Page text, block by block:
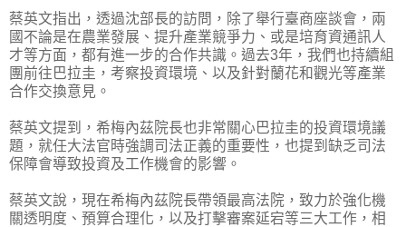
蔡英文指出，透過沈部長的訪問，除了舉行臺商座談會，兩
國不論是在農業發展、提升產業競爭力、或是培育資通訊人
才等方面，都有進一步的合作共識。過去3年，我們也持續組
團前往巴拉圭，考察投資環境、以及針對蘭花和觀光等產業
合作交換意見。
蔡英文提到，希梅內茲院長也非常關心巴拉圭的投資環境議
題，就任大法官時強調司法正義的重要性，也提到缺乏司法
保障會導致投資及工作機會的影響。
蔡英文說，現在希梅內茲院長帶領最高法院，致力於強化機
關透明度、預算合理化，以及打擊審案延宕等三大工作，相